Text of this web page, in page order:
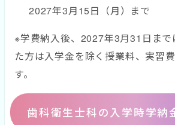
2027年3月15日（月）まで
※学費納入後、2027年3月31日ま
た方は入学金を除く授業料、実習
す。
歯科衛生士科の入学時学納